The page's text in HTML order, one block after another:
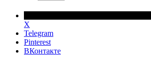
X
Telegram
Pinterest
ВКонтакте